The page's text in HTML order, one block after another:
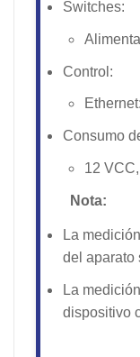
Switches:
Control:
Consumo
12
Nota:
La
del aparato
La
dispositivo